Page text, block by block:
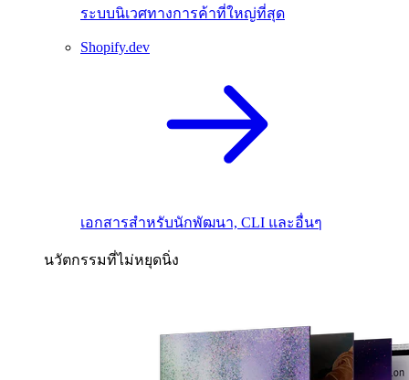
ระบบนิเวศทางการค้าที่ใหญ่ที่สุด
Shopify.dev
เอกสารสำหรับนักพัฒนา, CLI และอื่นๆ
นวัตกรรมที่ไม่หยุดนิ่ง